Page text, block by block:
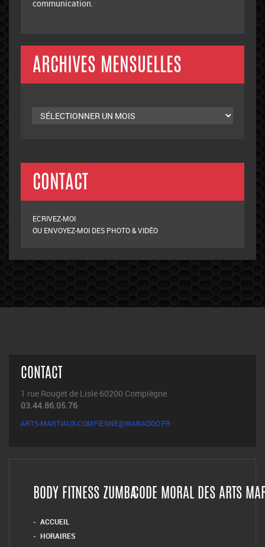
communication.
ARCHIVES MENSUELLES
CONTACT
ECRIVEZ-MOI
OU ENVOYEZ-MOI DES PHOTO & VIDÉO
CONTACT
1 rue Rouget de Lisle 60200 Compiègne
03.44.86.05.76
ARTS-MARTIAUX-COMPIEGNE@WANADOO.FR
BODY FITNESS ZUMBA
ACCUEIL
HORAIRES
CODE MORAL DES ARTS